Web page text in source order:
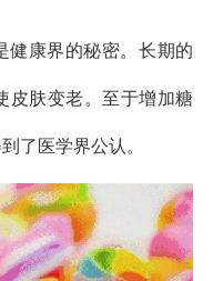
健康界的秘密。长期的
皮肤变老。至于增加糖
了医学界公认。